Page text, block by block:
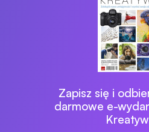
Zapisz się i
darmowe e-